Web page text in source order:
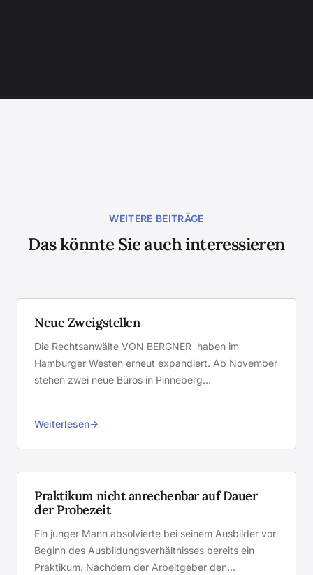
WEITERE BEITRÄGE
Das könnte Sie auch interessieren
Neue Zweigstellen
Die Rechtsanwälte VON BERGNER haben im
Hamburger Westen erneut expandiert. Ab November
stehen zwei neue Büros in Pinneberg…
Weiterlesen
Praktikum nicht anrechenbar auf Dauer
der Probezeit
Ein junger Mann absolvierte bei seinem Ausbilder vor
Beginn des Ausbildungsverhältnisses bereits ein
Praktikum. Nachdem der Arbeitgeber den…